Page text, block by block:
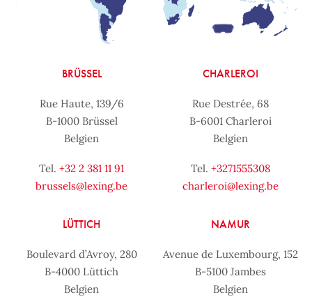
BRÜSSEL
Rue Haute, 139/6
B-1000 Brüssel
Belgien
Tel. +32 2 381 11 91
brussels@lexing.be
CHARLEROI
Rue Destrée, 68
B-6001 Charleroi
Belgien
Tel. +3271555308
charleroi@lexing.be
LÜTTICH
Boulevard d’Avroy, 280
B-4000 Lüttich
Belgien
NAMUR
Avenue de Luxembourg, 152
B-5100 Jambes
Belgien